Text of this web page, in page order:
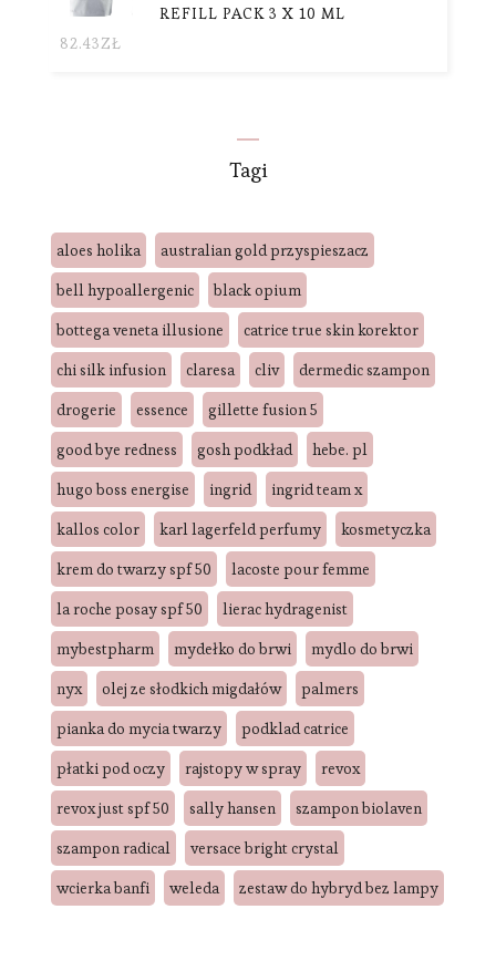
REFILL PACK 3 X 10 ML
82.43ZŁ
Tagi
aloes holika
australian gold przyspieszacz
bell hypoallergenic
black opium
bottega veneta illusione
catrice true skin korektor
chi silk infusion
claresa cliv
dermedic szampon
drogerie
essence
gillette fusion 5
good bye redness
gosh podkład
hebe. pl
hugo boss energise
ingrid
ingrid team x
kallos color
karl lagerfeld perfumy
kosmetyczka
krem do twarzy spf 50
lacoste pour femme
la roche posay spf 50
lierac hydragenist
mybestpharm
mydełko do brwi
mydlo do brwi
nyx
olej ze słodkich migdałów
palmers
pianka do mycia twarzy
podklad catrice
płatki pod oczy
rajstopy w spray
revox
revox just spf 50
sally hansen
szampon biolaven
szampon radical
versace bright crystal
wcierka banfi
weleda zestaw do hybryd bez lampy